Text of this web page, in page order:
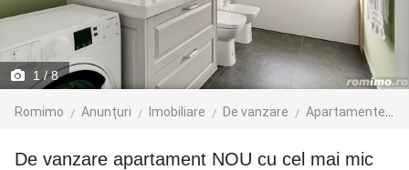
1 / 8
Romimo Anunțuri Imobiliare De vanzare Apartamente de vanzare
De vanzare apartament NOU cu cel mai mic